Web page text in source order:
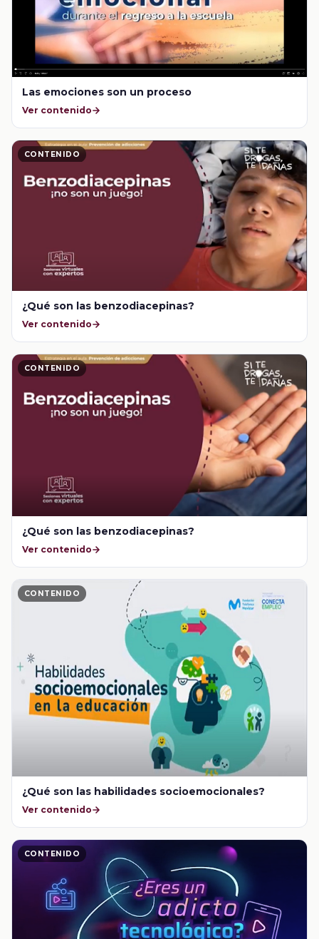
Las emociones son un proceso
Ver contenido
CONTENIDO
¿Qué son las benzodiacepinas?
Ver contenido
CONTENIDO
¿Qué son las benzodiacepinas?
Ver contenido
CONTENIDO
¿Qué son las habilidades socioemocionales?
Ver contenido
CONTENIDO